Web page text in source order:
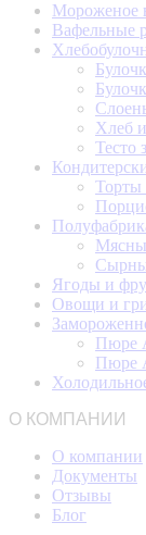
Мороженое
Вафельные
Хлеб
Тесто
Торты
Ягоды и
Овощи и
Пюре
Пюре
О КОМПАНИИ
О компании
Документы
Отзывы
Блог